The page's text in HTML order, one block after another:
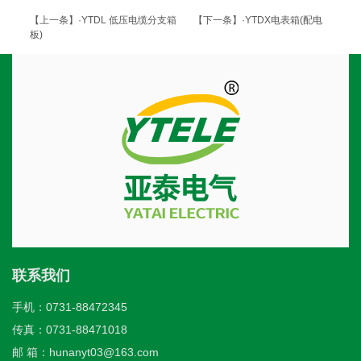
【上一条】·YTDL 低压电缆分支箱
【下一条】·YTDX电表箱(配电
板)
联系我们
手机：0731-88472345
传真：0731-88471018
邮 箱：hunanyt03@163.com